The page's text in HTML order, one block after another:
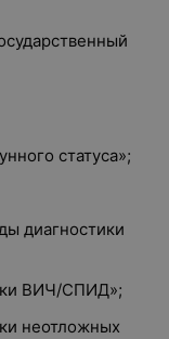
статуса»;
диагностики
ВИЧ/СПИД»;
неотложных